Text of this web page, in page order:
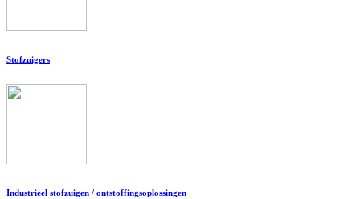
Stofzuigers
Industrieel stofzuigen / ontstoffingsoplossingen